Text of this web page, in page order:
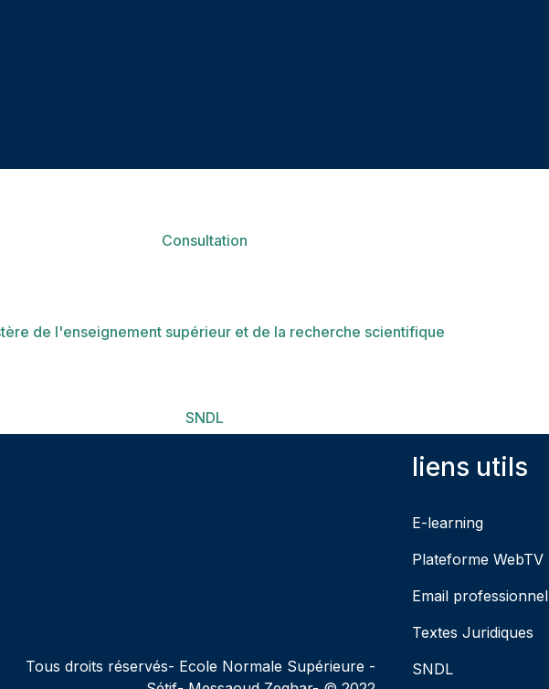
Consultation
de l'enseignement supérieur et de la recherche scientifique
SNDL
Tous droits réservés- Ecole Normale Supérieure -
liens utils
E-learning
Plateforme WebTV
Email professionnel
Textes Juridiques
SNDL